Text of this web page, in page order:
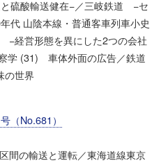
硫酸輸送健在−／三岐鉄道 −セ
代 山陰本線・普通客車列車小史
−経営形態を異にした2つの会社
学 (31) 車体外面の広告／鉄道
世界
（No.681）
間の輸送と運転／東海道線東京